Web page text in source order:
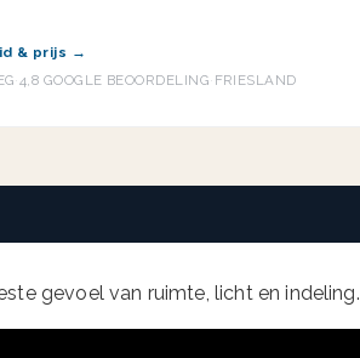
& prijs →
·4,8 GOOGLE BEOORDELING· FRIESLAND
gevoel van ruimte, licht en indeling.